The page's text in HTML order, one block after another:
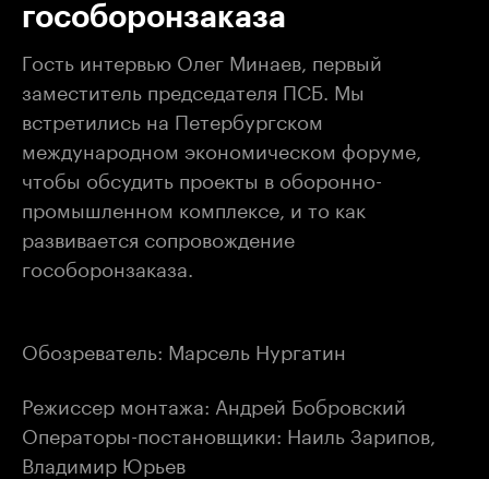
гособоронзаказа
Гость интервью Олег Минаев, первый
заместитель председателя ПСБ. Мы
встретились на Петербургском
международном экономическом форуме,
чтобы обсудить проекты в оборонно-
промышленном комплексе, и то как
развивается сопровождение
гособоронзаказа.
Обозреватель: Марсель Нургатин
Режиссер монтажа: Андрей Бобровский
Операторы-постановщики: Наиль Зарипов,
Владимир Юрьев